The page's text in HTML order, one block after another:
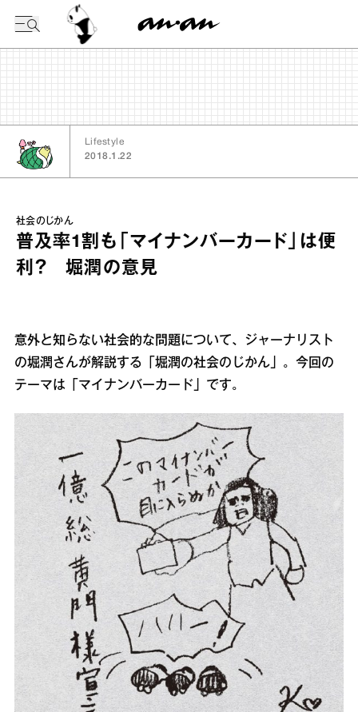
Lifestyle
2018.1.22
社会のじかん
普及率1割も「マイナンバーカード」は便
利？ 堀潤の意見
意外と知らない社会的な問題について、ジャーナリスト
の堀潤さんが解説する「堀潤の社会のじかん」。今回の
テーマは「マイナンバーカード」です。